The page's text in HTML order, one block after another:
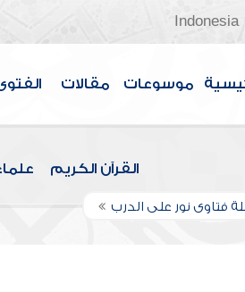
Indonesia
موسوعات مقالات
القرآن الكريم
فتاوى نور على الدرب